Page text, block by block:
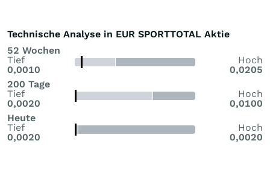
Technische Analyse in EUR SPORTTOTAL Aktie
52 Wochen
Tief
0,0010
Hoch
0,0205
200 Tage
Tief
0,0020
Hoch
0,0100
Heute
Tief
0,0020
Hoch
0,0020